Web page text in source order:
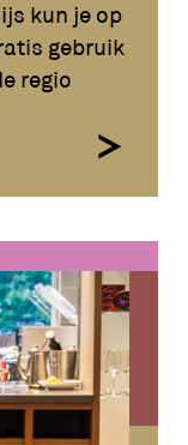
kun je op
gebruik
regio